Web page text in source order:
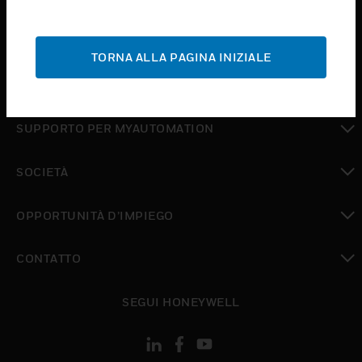
ASSISTENZA
toggle view
toggle view
SUPPORTO PER MYAUTOMATION
SOCIETÀ
OPPORTUNITÀ D’IMPIEGO
CONTATTO
SEGUI HONEYWELL
TORNA ALLA PAGINA INIZIALE